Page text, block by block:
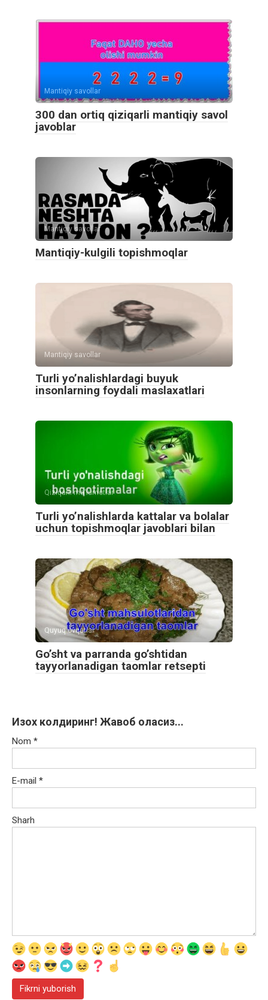
Mantiqiy savollar
300 dan ortiq qiziqarli mantiqiy savol
javoblar
Mantiqiy savollar
Mantiqiy-kulgili topishmoqlar
Mantiqiy savollar
Turli yo’nalishlardagi buyuk
insonlarning foydali maslaxatlari
Qiziqarli ma'lumotlar
Turli yo’nalishlarda kattalar va bolalar
uchun topishmoqlar javoblari bilan
Quyuq ovqatlar
Go’sht va parranda go’shtidan
tayyorlanadigan taomlar retsepti
Изох колдиринг! Жавоб оласиз...
Nom *
E-mail *
Sharh